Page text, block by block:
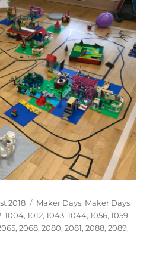
2018 Kategorien
Maker Days, Maker Days
,1004,1012,1043,1044,1056,1059,
,2068,2080,2081,2088,2089,